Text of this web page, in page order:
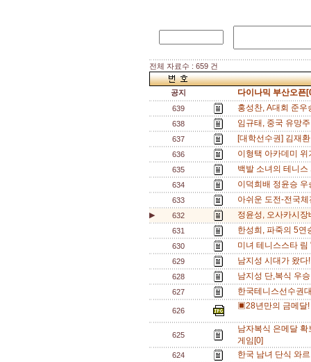
전체 자료수 : 659 건
공지 다이나믹 부산오픈
639 홍성찬, A대회 준
638 임규태, 중국 유망
637 [대학선수권] 김재
636 이형택 아카데미
635 백발 소녀의 테니
634 이덕희배 정윤승
633 아쉬운 도전-전국
▶ 632 정윤성, 오사카시
631 한성희, 파죽의 5
630 미녀 테니스스타
629 남지성 시대가 왔
628 남지성 단,복식 우
627 한국테니스선수권
626 ▣28년만의 금메달!
625
남자복식 은메달
게임[0]
624 한국 남녀 단식 와